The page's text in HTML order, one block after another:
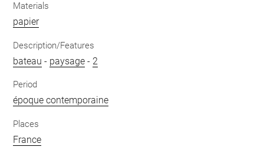
Materials
papier
Description/Features
bateau - paysage - 2
Period
époque contemporaine
Places
France